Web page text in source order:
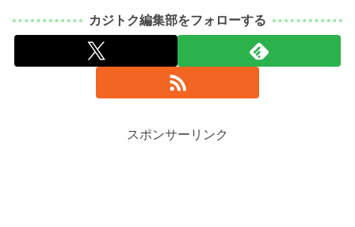
カジトク編集部をフォローする
スポンサーリンク